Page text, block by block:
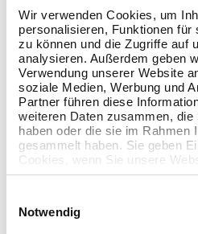
Wir verwenden Cookies, um
personalisieren, Funktionen für
zu können und die Zugriffe auf
analysieren. Außerdem geben
Verwendung unserer Website
soziale Medien, Werbung und
Partner führen diese
weiteren Daten zusammen, die
haben oder die sie im Rahmen
gesammelt haben. Sie geben
Cookies, wenn Sie unsere
Notwendig
Wiederherstellung möglich
✅ Flexibles und
Individuelle Backup-Pläne für
virtuelle Maschinen.
Regelmäßige automatische
Datenverluste und
✅ Hybrid-Backup:
Möglichkeit, Daten lokal